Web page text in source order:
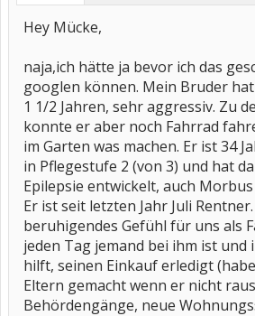
Hey Mücke,
naja,ich hätte ja bevor ich das
googlen können. Mein Bruder
1 1/2 Jahren, sehr aggressiv. Zu
konnte er aber noch Fahrrad
im Garten was machen. Er ist 34
in Pflegestufe 2 (von 3) und hat
Epilepsie entwickelt, auch
Er ist seit letzten Jahr Juli
beruhigendes Gefühl für uns als
jeden Tag jemand bei ihm ist und
hilft, seinen Einkauf erledigt
Eltern gemacht wenn er nicht
Behördengänge, neue